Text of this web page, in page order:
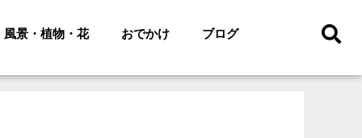
風景・植物・花 おでかけ ブログ